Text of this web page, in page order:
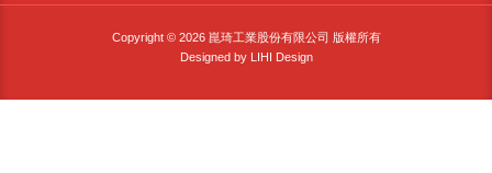
Copyright © 2026 崑琦工業股份有限公司 版權所有
Designed by LIHI Design